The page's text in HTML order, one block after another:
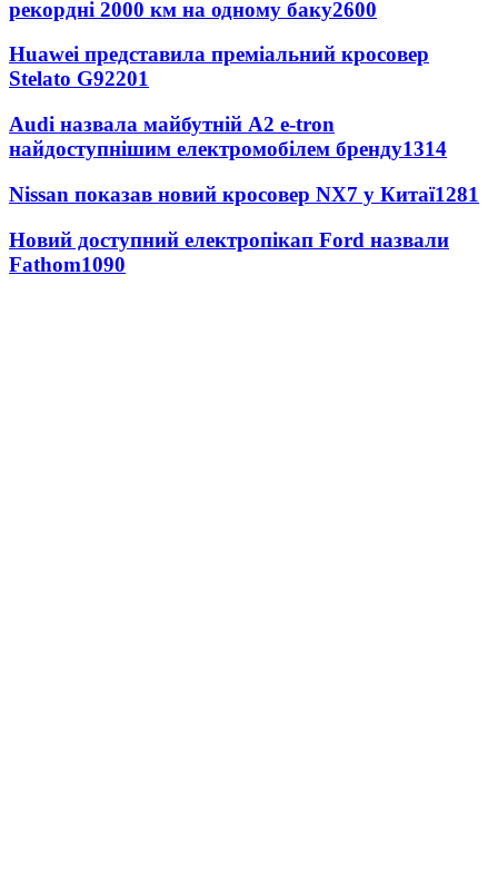
рекордні 2000 км на одному баку2600
Huawei представила преміальний кросовер
Stelato G92201
Audi назвала майбутній A2 e-tron
найдоступнішим електромобілем бренду1314
Nissan показав новий кросовер NX7 у Китаї1281
Новий доступний електропікап Ford назвали
Fathom1090